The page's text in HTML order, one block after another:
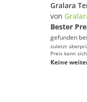
von
Bester
gefunden bei
zuletzt
Preis kann
Keine